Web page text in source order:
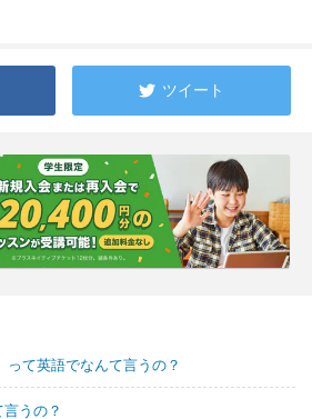
ツイート
って英語でなんて言うの？
うの？